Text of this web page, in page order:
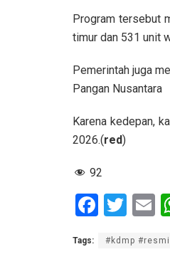
Program tersebut
timur dan 531 unit
Pemerintah juga
Pangan Nusantara
Karena kedepan,
2026.(red)
92
F
ce
T
tt
E
Tags: #kdmp